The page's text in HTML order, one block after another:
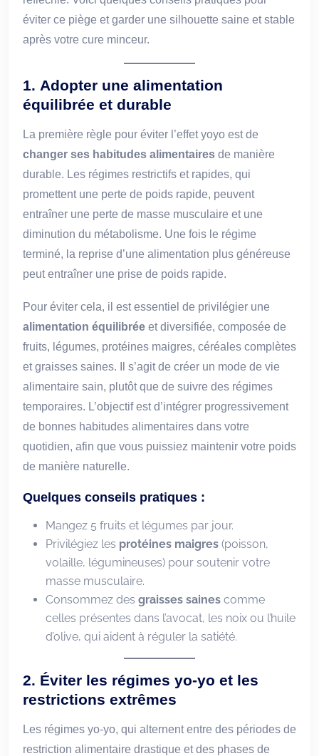
éviter ce piège et garder une silhouette saine et stable
après votre cure minceur.
1. Adopter une alimentation
équilibrée et durable
La première règle pour éviter l’effet yoyo est de
changer ses habitudes alimentaires de manière
durable. Les régimes restrictifs et rapides, qui
promettent une perte de poids rapide, peuvent
entraîner une perte de masse musculaire et une
diminution du métabolisme. Une fois le régime
terminé, la reprise d’une alimentation plus généreuse
peut entraîner une prise de poids rapide.
Pour éviter cela, il est essentiel de privilégier une
alimentation équilibrée et diversifiée, composée de
fruits, légumes, protéines maigres, céréales complètes
et graisses saines. Il s’agit de créer un mode de vie
alimentaire sain, plutôt que de suivre des régimes
temporaires. L’objectif est d’intégrer progressivement
de bonnes habitudes alimentaires dans votre
quotidien, afin que vous puissiez maintenir votre poids
de manière naturelle.
Quelques conseils pratiques :
Mangez 5 fruits et légumes par jour.
Privilégiez les protéines maigres (poisson,
volaille, légumineuses) pour soutenir votre
masse musculaire.
Consommez des graisses saines comme
celles présentes dans l’avocat, les noix ou l’huile
d’olive, qui aident à réguler la satiété.
2. Éviter les régimes yo-yo et les
restrictions extrêmes
Les régimes yo-yo, qui alternent entre des périodes de
restriction alimentaire drastique et des phases de